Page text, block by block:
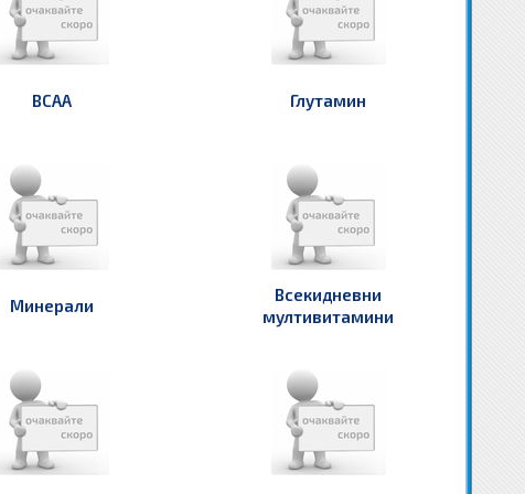
BCAA Глутамин
Минерали
Всекидневни
мултивитамини